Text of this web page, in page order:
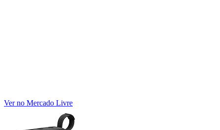
Ver no Mercado Livre